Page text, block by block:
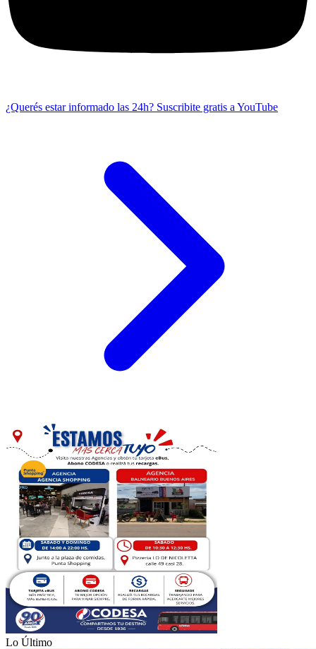
¿Querés estar informado las 24h? Suscribite gratis a YouTube
Lo Último